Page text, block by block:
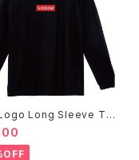
Long Sleeve Te